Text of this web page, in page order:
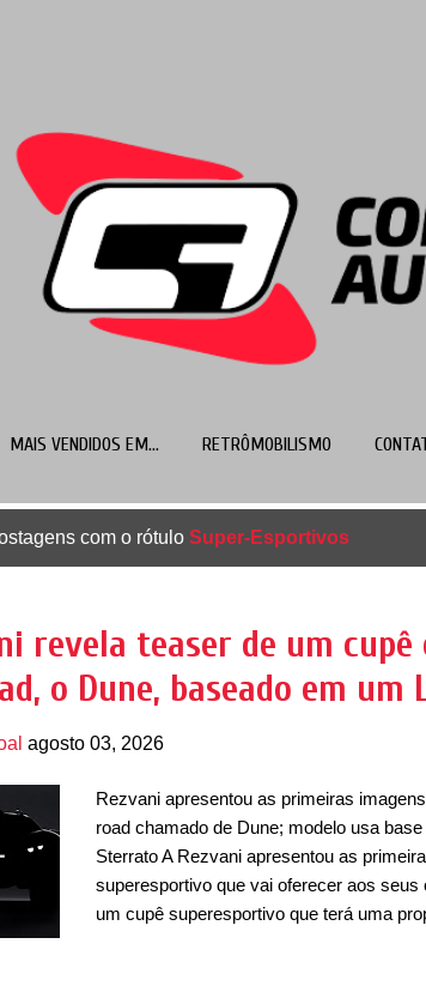
MAIS VENDIDOS EM... RETRÔMOBILISMO
com o rótulo Super-Esportivos
revela teaser de um cupê
o Dune, baseado em um
agosto 03, 2026
Rezvani apresentou as primeiras
road chamado de Dune; modelo usa
Sterrato A Rezvani apresentou as
superesportivo que vai oferecer aos
um cupê superesportivo que terá uma